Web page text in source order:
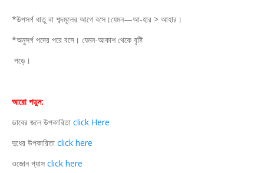
*উপসর্গ ধাতু বা শব্দমূলের আগে বসে।যেমন—আ-হার > আহার।
*অনুসর্গ পদের পরে বসে। যেমন-আকাশ থেকে বৃষ্টি
পড়ে।
আরো পড়ুন:
ডাবের জলে উপকারিতা click Here
দুধের উপকারিতা click here
ওজোন গ্যাস click here